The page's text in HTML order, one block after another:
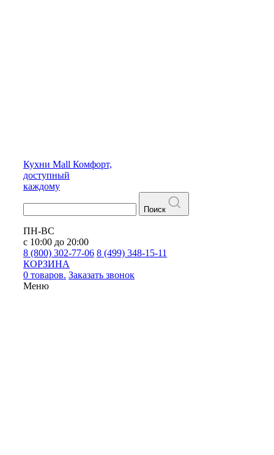
Кухни Mall Комфорт,
доступный
каждому
Поиск
ПН-ВС
с 10:00 до 20:00
8 (800) 302-77-06 8 (499) 348-15-11
КОРЗИНА
0 товаров. Заказать звонок
Меню